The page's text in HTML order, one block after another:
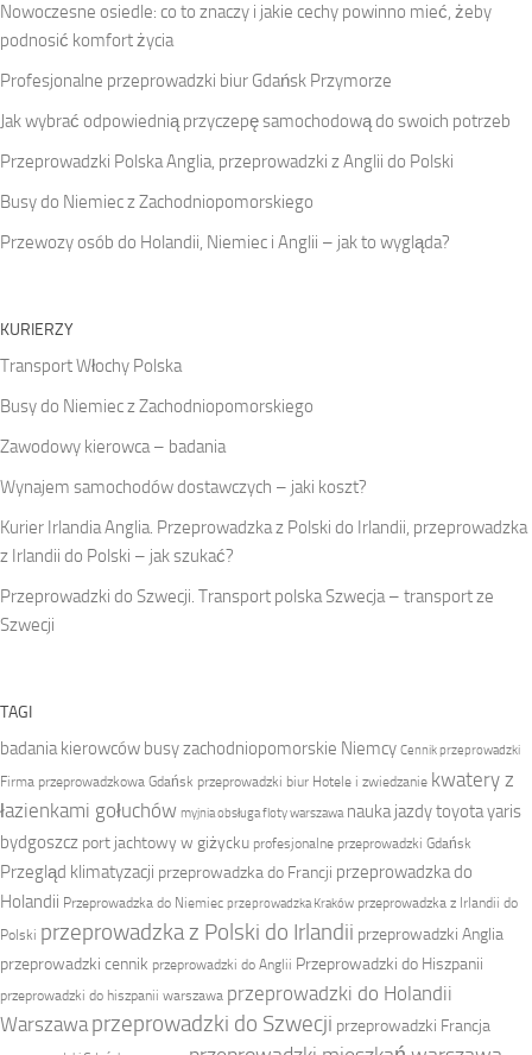
Nowoczesne osiedle: co to znaczy i jakie cechy powinno mieć, żeby
podnosić komfort życia
Profesjonalne przeprowadzki biur Gdańsk Przymorze
Jak wybrać odpowiednią przyczepę samochodową do swoich potrzeb
Przeprowadzki Polska Anglia, przeprowadzki z Anglii do Polski
Busy do Niemiec z Zachodniopomorskiego
Przewozy osób do Holandii, Niemiec i Anglii – jak to wygląda?
KURIERZY
Transport Włochy Polska
Busy do Niemiec z Zachodniopomorskiego
Zawodowy kierowca – badania
Wynajem samochodów dostawczych – jaki koszt?
Kurier Irlandia Anglia. Przeprowadzka z Polski do Irlandii, przeprowadzka
z Irlandii do Polski – jak szukać?
Przeprowadzki do Szwecji. Transport polska Szwecja – transport ze
Szwecji
TAGI
badania kierowców busy zachodniopomorskie Niemcy Cennik przeprowadzki
Firma przeprowadzkowa Gdańsk przeprowadzki biur Hotele i zwiedzanie kwatery z
łazienkami gołuchów myjnia obsługa floty warszawa nauka jazdy toyota yaris
bydgoszcz port jachtowy w giżycku profesjonalne przeprowadzki Gdańsk
Przegląd klimatyzacji przeprowadzka do Francji przeprowadzka do
Holandii Przeprowadzka do Niemiec przeprowadzka Kraków przeprowadzka z Irlandii do
Polski przeprowadzka z Polski do Irlandii przeprowadzki Anglia
przeprowadzki cennik przeprowadzki do Anglii Przeprowadzki do Hiszpanii
przeprowadzki do hiszpanii warszawa przeprowadzki do Holandii
Warszawa przeprowadzki do Szwecji przeprowadzki Francja